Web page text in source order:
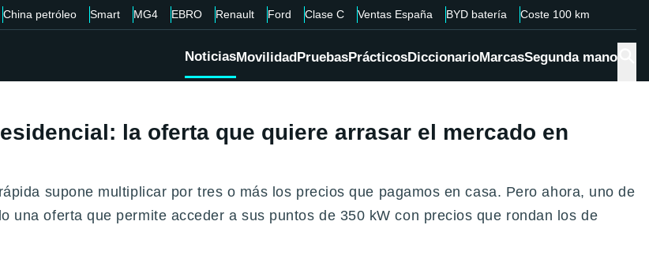
China petróleo Smart MG4 EBRO Renault Ford Clase C Ventas España BYD batería Coste 100 km
NoticiasMovilidadPruebasPrácticosDiccionarioMarcasSegunda mano
la oferta que quiere arrasar el mercado en
supone multiplicar por tres o más los precios que pagamos en casa. Pero ahora, uno de
una oferta que permite acceder a sus puntos de 350 kW con precios que rondan los de